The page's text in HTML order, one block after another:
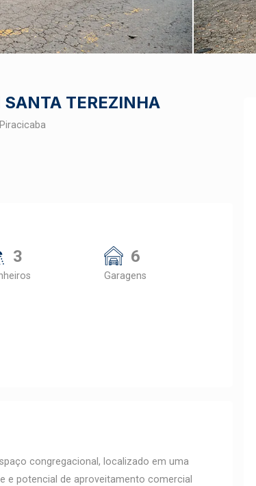
TEREZINHA
3 6
Garagens
congregacional, localizado em uma
e potencial de aproveitamento comercial